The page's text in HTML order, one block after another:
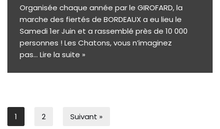
Organisée chaque année par le GIROFARD, la
marche des fiertés de BORDEAUX a eu lieu le
Samedi 1er Juin et a rassemblé près de 10 000
personnes ! Les Chatons, vous n’imaginez
pas… Lire la suite »
1 2 Suivant »